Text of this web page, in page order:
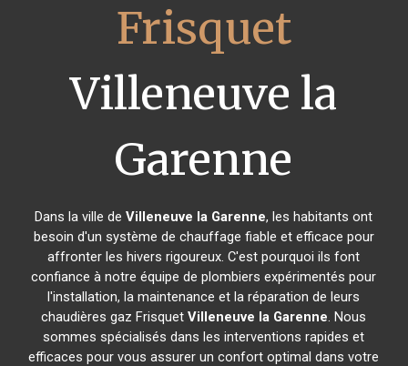
Frisquet
Villeneuve la
Garenne
Dans la ville deVilleneuve la Garenne, les habitants ont
besoin d'un système de chauffage fiable et efficace pour
affronter les hivers rigoureux. C'est pourquoi ils font
confiance à notre équipe de plombiers expérimentés pour
l'installation, la maintenance et la réparation de leurs
chaudières gaz FrisquetVilleneuve la Garenne. Nous
sommes spécialisés dans les interventions rapides et
efficaces pour vous assurer un confort optimal dans votre